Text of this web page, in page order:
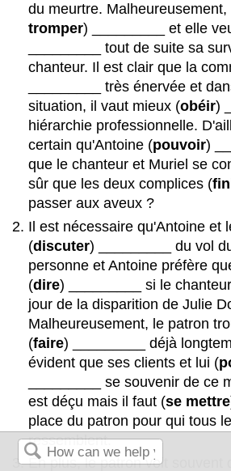
du meurtre.
tromper) _________ et elle
_________ tout de suite sa
chanteur. Il est clair que la
_________ très énervée et
situation, il vaut mieux (obéir)
hiérarchie professionnelle.
certain qu'Antoine (pouvoir)
que le chanteur et Muriel se
sûr que les deux complices (
passer aux aveux ?
Il est nécessaire qu'Antoine et
(discuter) _________ du vol
personne et Antoine préfère
(dire) _________ si le
jour de la disparition de Julie
Malheureusement, le patron
(faire) _________ déjà
évident que ses clients et lui (
_________ se souvenir de ce
est déçu mais il faut (se mettre
place du patron pour qui tous
ressemblent.
En plus, le patron voit souvent